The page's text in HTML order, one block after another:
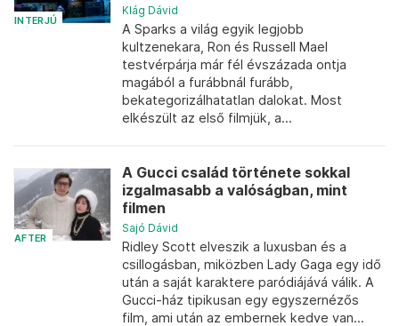
INTERJÚ
Klág Dávid
A Sparks a világ egyik legjobb
kultzenekara, Ron és Russell Mael
testvérpárja már fél évszázada ontja
magából a furábbnál furább,
bekategorizálhatatlan dalokat. Most
elkészült az első filmjük, a...
AFTER
A Gucci család története sokkal
izgalmasabb a valóságban, mint
filmen
Sajó Dávid
Ridley Scott elveszik a luxusban és a
csillogásban, miközben Lady Gaga egy idő
után a saját karaktere paródiájává válik. A
Gucci-ház tipikusan egy egyszernézős
film, ami után az embernek kedve van...